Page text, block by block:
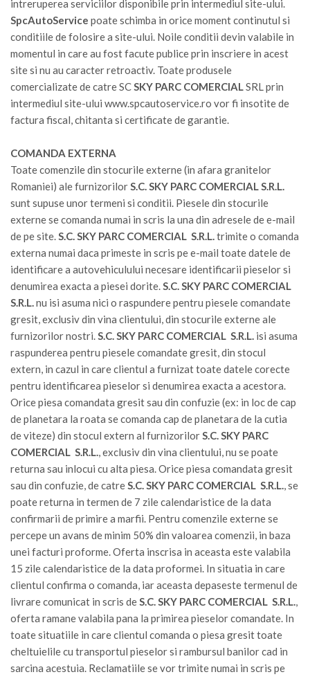
intreruperea serviciilor disponibile prin intermediul site-ului.
SpcAutoService poate schimba in orice moment continutul si
conditiile de folosire a site-ului. Noile conditii devin valabile in
momentul in care au fost facute publice prin inscriere in acest
site si nu au caracter retroactiv. Toate produsele
comercializate de catre SCSKY PARC COMERCIALSRL prin
intermediul site-ului www.spcautoservice.ro vor fi insotite de
factura fiscal, chitanta si certificate de garantie.
COMANDA EXTERNA
Toate comenzile din stocurile externe (in afara granitelor
Romaniei) ale furnizorilorS.C. SKY PARC COMERCIAL S.R.L.
sunt supuse unor termeni si conditii. Piesele din stocurile
externe se comanda numai in scris la una din adresele de e-mail
de pe site.S.C. SKY PARC COMERCIAL S.R.L.trimite o comanda
externa numai daca primeste in scris pe e-mail toate datele de
identificare a autovehiculului necesare identificarii pieselor si
denumirea exacta a piesei dorite.S.C. SKY PARC COMERCIAL
S.R.L.nu isi asuma nici o raspundere pentru piesele comandate
gresit, exclusiv din vina clientului, din stocurile externe ale
furnizorilor nostri.S.C. SKY PARC COMERCIAL S.R.L. isi asuma
raspunderea pentru piesele comandate gresit, din stocul
extern, in cazul in care clientul a furnizat toate datele corecte
pentru identificarea pieselor si denumirea exacta a acestora.
Orice piesa comandata gresit sau din confuzie (ex: in loc de cap
de planetara la roata se comanda cap de planetara de la cutia
de viteze) din stocul extern al furnizorilorS.C. SKY PARC
COMERCIAL S.R.L., exclusiv din vina clientului, nu se poate
returna sau inlocui cu alta piesa. Orice piesa comandata gresit
sau din confuzie, de catreS.C. SKY PARC COMERCIAL S.R.L., se
poate returna in termen de 7 zile calendaristice de la data
confirmarii de primire a marfii. Pentru comenzile externe se
percepe un avans de minim 50% din valoarea comenzii, in baza
unei facturi proforme. Oferta inscrisa in aceasta este valabila
15 zile calendaristice de la data proformei. In situatia in care
clientul confirma o comanda, iar aceasta depaseste termenul de
livrare comunicat in scris deS.C. SKY PARC COMERCIAL S.R.L.,
oferta ramane valabila pana la primirea pieselor comandate. In
toate situatiile in care clientul comanda o piesa gresit toate
cheltuielile cu transportul pieselor si rambursul banilor cad in
sarcina acestuia. Reclamatiile se vor trimite numai in scris pe